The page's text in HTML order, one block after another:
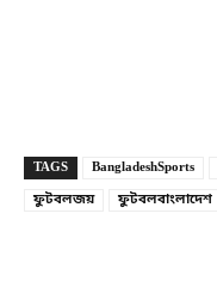
TAGS BangladeshSports
ফুটবলজয়
ফুটবলবাংলাদেশ